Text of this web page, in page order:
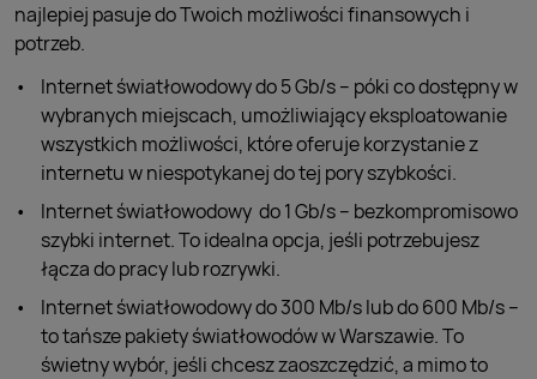
najlepiej pasuje do Twoich możliwości finansowych i
potrzeb.
Internet światłowodowy do 5 Gb/s – póki co dostępny w
wybranych miejscach, umożliwiający eksploatowanie
wszystkich możliwości, które oferuje korzystanie z
internetu w niespotykanej do tej pory szybkości.
Internet światłowodowy do 1 Gb/s – bezkompromisowo
szybki internet. To idealna opcja, jeśli potrzebujesz
łącza do pracy lub rozrywki.
Internet światłowodowy do 300 Mb/s lub do 600 Mb/s –
to tańsze pakiety światłowodów w Warszawie. To
świetny wybór, jeśli chcesz zaoszczędzić, a mimo to